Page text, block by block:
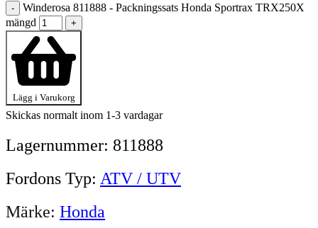
-
Winderosa 811888 - Packningssats Honda Sportrax TRX250X
mängd
+
Lägg i Varukorg
Skickas normalt inom 1-3 vardagar
Lagernummer: 811888
Fordons Typ: ATV / UTV
Märke: Honda